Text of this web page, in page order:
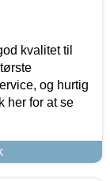
kvalitet til
og hurtig
her for at se